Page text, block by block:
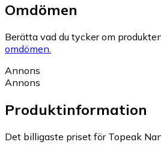
Omdömen
Berätta vad du tycker om
omdömen.
Annons
Annons
Produktinformation
Det billigaste priset för Topeak